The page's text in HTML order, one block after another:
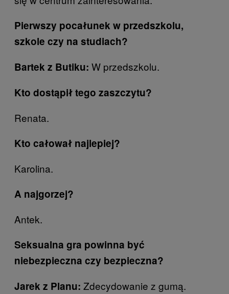
Pierwszy pocałunek w przedszkolu,
szkole czy na studiach?
Bartek z Butiku: W przedszkolu.
Kto dostąpił tego zaszczytu?
Renata.
Kto całował najlepiej?
Karolina.
A najgorzej?
Antek.
Seksualna gra powinna być
niebezpieczna czy bezpieczna?
Jarek z Planu: Zdecydowanie z gumą.